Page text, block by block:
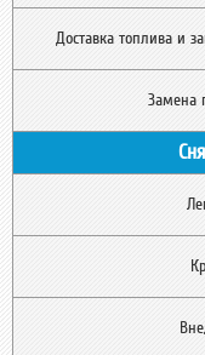
Доставка топлива и
Замена